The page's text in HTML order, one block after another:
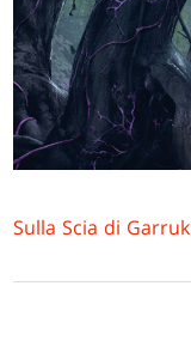
Sulla Scia di Garruk